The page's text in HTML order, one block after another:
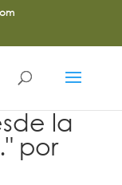
la
por